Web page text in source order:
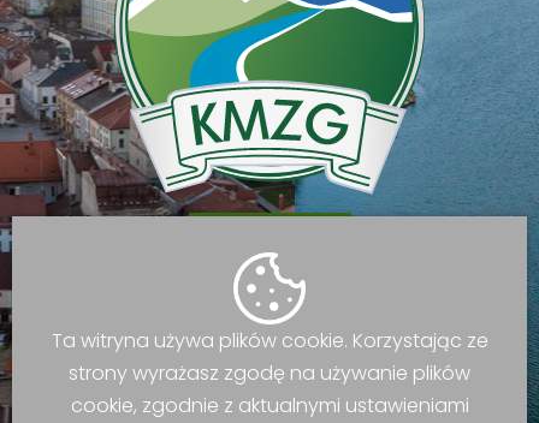
Ta witryna używa plików cookie. Korzystając ze
strony wyrażasz zgodę na używanie plików
cookie, zgodnie z aktualnymi ustawieniami